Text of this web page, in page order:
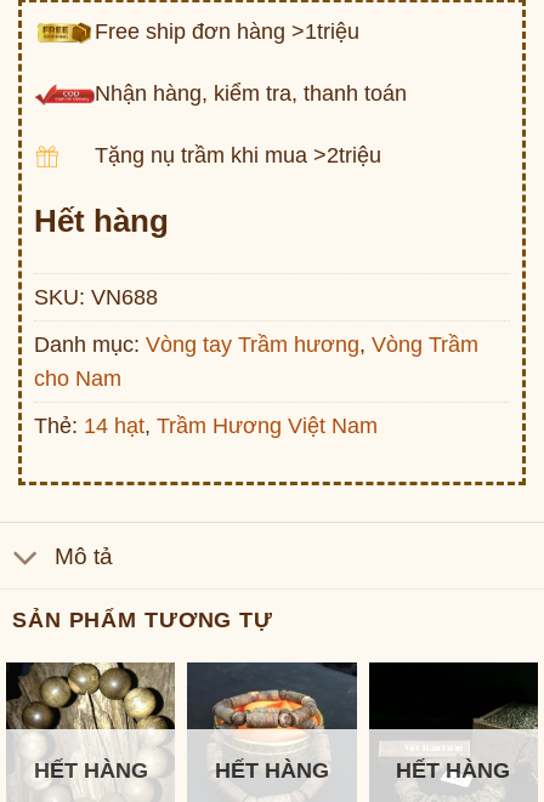
Free ship đơn hàng >1triệu
Nhận hàng, kiểm tra, thanh toán
Tặng nụ trầm khi mua >2triệu
Hết hàng
SKU: VN688
Danh mục: Vòng tay Trầm hương, Vòng Trầm
cho Nam
Thẻ: 14 hạt, Trầm Hương Việt Nam
Mô tả
SẢN PHẨM TƯƠNG TỰ
HẾT HÀNG HẾT HÀNG HẾT HÀNG